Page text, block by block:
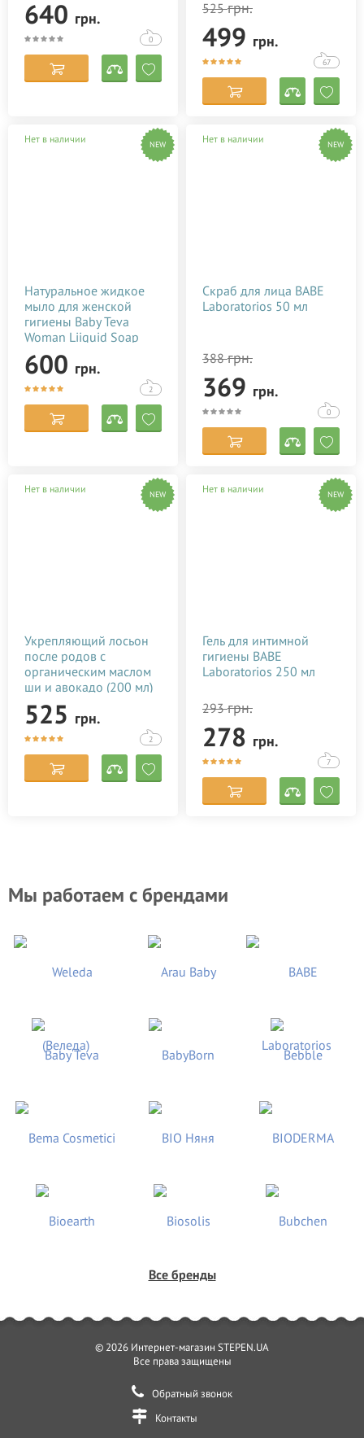
Baby Teva Roga Oil 100
мл
640 грн.
0
525грн.
499 грн.
67
Нет в наличии NEW
Натуральное жидкое
мыло для женской
гигиены Baby Teva
Woman Liiquid Soap
250 мл
600 грн.
2
Нет в наличии NEW
Скраб для лица BABE
Laboratorios 50 мл
388грн.
369 грн.
0
Нет в наличии NEW
Укрепляющий лосьон
после родов с
органическим маслом
ши и авокадо (200 мл)
525 грн.
2
Нет в наличии NEW
Гель для интимной
гигиены BABE
Laboratorios 250 мл
293грн.
278 грн.
7
Мы работаем с брендами
Все бренды
© 2026 Интернет-магазин STEPEN.UA
Все права защищены
Обратный звонок
Контакты